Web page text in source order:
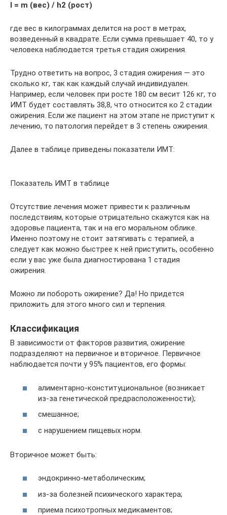
I = m (вес) / h2 (рост)
где вес в килограммах делится на рост в метрах,
возведенный в квадрате. Если сумма превышает 40, то у
человека наблюдается третья стадия ожирения.
Трудно ответить на вопрос, 3 стадия ожирения — это
сколько кг, так как каждый случай индивидуален.
Например, если человек при росте 180 см весит 126 кг, то
ИМТ будет составлять 38,8, что относится ко 2 стадии
ожирения. Если же пациент на этом этапе не приступит к
лечению, то патология перейдет в 3 степень ожирения.
Далее в таблице приведены показатели ИМТ:
Показатель ИМТ в таблице
Отсутствие лечения может привести к различным
последствиям, которые отрицательно скажутся как на
здоровье пациента, так и на его моральном облике.
Именно поэтому не стоит затягивать с терапией, а
следует как можно быстрее к ней приступить, особенно
если у вас уже была диагностирована 1 стадия
ожирения.
Можно ли побороть ожирение? Да! Но придется
приложить для этого много сил и терпения.
Классификация
В зависимости от факторов развития, ожирение
подразделяют на первичное и вторичное. Первичное
наблюдается почти у 95% пациентов, его формы:
алиментарно-конституциональное (возникает
из-за генетической предрасположенности);
смешанное;
с нарушением пищевых норм.
Вторичное может быть:
эндокринно-метаболическим;
из-за болезней психического характера;
приема психотропных медикаментов;